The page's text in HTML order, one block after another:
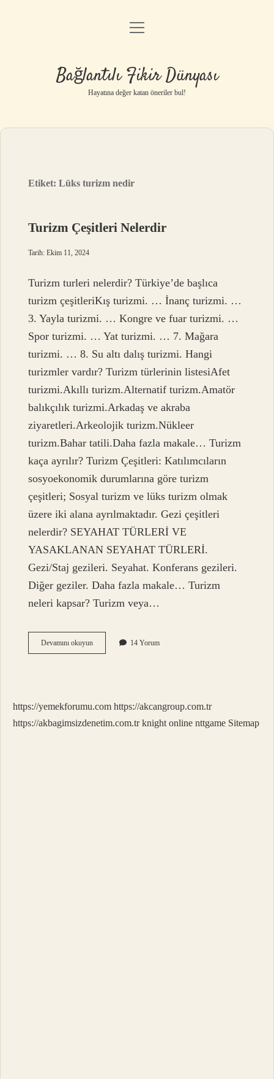
Anasayfa
Yasal Uyarı
menüyü
Bağlantılı Fikir Dünyası
Hayatına değer katan öneriler bul!
Etiket:Lüks turizm nedir
Turizm Çeşitleri Nelerdir
Tarih: Ekim 11, 2024
Turizm turleri nelerdir? Türkiye’de başlıca
turizm çeşitleriKış turizmi. … İnanç turizmi. …
3. Yayla turizmi. … Kongre ve fuar turizmi. …
Spor turizmi. … Yat turizmi. … 7. Mağara
turizmi. … 8. Su altı dalış turizmi. Hangi
turizmler vardır? Turizm türlerinin listesiAfet
turizmi.Akıllı turizm.Alternatif turizm.Amatör
balıkçılık turizmi.Arkadaş ve akraba
ziyaretleri.Arkeolojik turizm.Nükleer
turizm.Bahar tatili.Daha fazla makale… Turizm
kaça ayrılır? Turizm Çeşitleri: Katılımcıların
sosyoekonomik durumlarına göre turizm
çeşitleri; Sosyal turizm ve lüks turizm olmak
üzere iki alana ayrılmaktadır. Gezi çeşitleri
nelerdir? SEYAHAT TÜRLERİ VE
YASAKLANAN SEYAHAT TÜRLERİ.
Gezi/Staj gezileri. Seyahat. Konferans gezileri.
Diğer geziler. Daha fazla makale… Turizm
neleri kapsar? Turizm veya…
Devamını okuyunTurizm
Çeşitleri
14 Yorum
https://yemekforumu.com https://akcangroup.com.tr
https://akbagimsizdenetim.com.tr knight online nttgame Sitemap